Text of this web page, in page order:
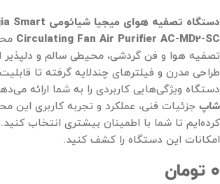
دستگاه تصفیه هوای میجیا شیائومی Smart
Circulating Fan Air Purifier AC-MD2-SC
تصفیه هوا و فن گردشی، محیطی سالم و دلپذیر
طراحی مدرن و فیلترهای چندلایه گرفته تا
دستگاه ویژگی‌هایی کاربردی را به شما ارائه
شاپ جزئیات فنی، عملکرد و تجربه کاربری این
کرده‌ایم تا شما با اطمینان بیشتری انتخاب کنید.
امکانات این دستگاه را کشف کنید.
۰ تومان